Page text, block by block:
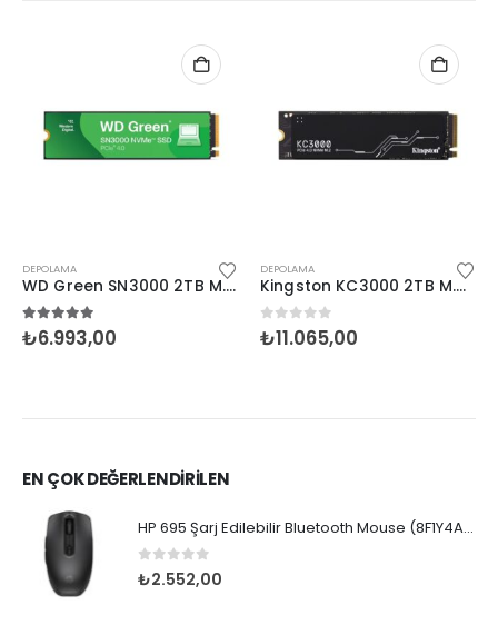
DEPOLAMA
WD Green SN3000 2TB M.2 NVMe SSD (5000/4200)
5.005 üzerinden
₺6.993,00
DEPOLAMA
Kingston KC3000 2TB M.2 NVMe SSD (7000-7000)
0 5 üzerinden
₺11.065,00
EN ÇOK DEĞERLENDİRİLEN
HP 695 Şarj Edilebilir Bluetooth Mouse (8F1Y4AA)
0 5 üzerinden
₺2.552,00